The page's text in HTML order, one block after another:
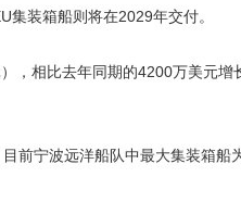
装箱船则将在2029年交付。
，相比去年同期的4200万美元增
前宁波远洋船队中最大集装箱船